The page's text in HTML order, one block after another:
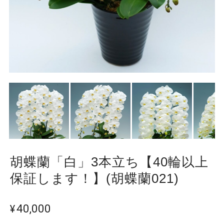
胡蝶蘭「白」3本立ち【40輪以上
保証します！】(胡蝶蘭021)
¥40,000